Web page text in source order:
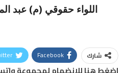
اللواء حقوقي (م) عبد
شارك Facebook